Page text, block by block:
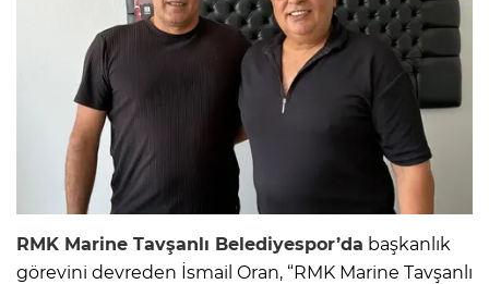
RMK Marine Tavşanlı Belediyespor’da başkanlık
görevini devreden İsmail Oran, “RMK Marine Tavşanlı